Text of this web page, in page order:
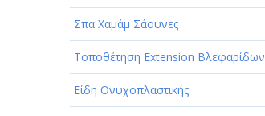
ΤΕΧΝΙΚΑ - ΚΑΤΑΣΚΕΥΑΣΤΙΚΑ
ΤΕΧΝΟΛΟΓΙΑ
ΥΓΕΙΑ - ΙΑΤΡΟΙ
Σπα Χαμάμ Σάουνες
Τοποθέτηση Extension Βλεφαρίδων
Είδη Ονυχοπλαστικής